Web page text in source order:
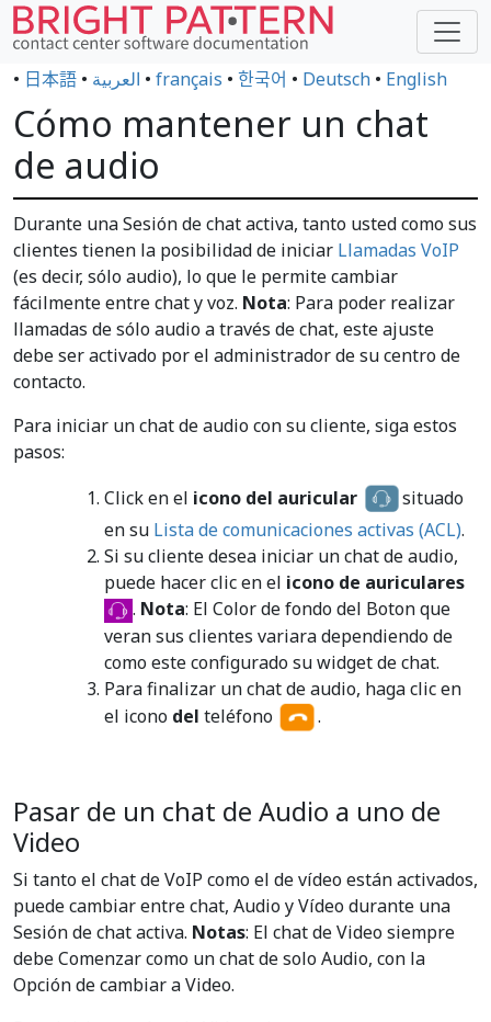
• 日本語 • العربية • français • 한국어 • Deutsch • English
Cómo mantener un chat
de audio
Durante una Sesión de chat activa, tanto usted como sus
clientes tienen la posibilidad de iniciar Llamadas VoIP
(es decir, sólo audio), lo que le permite cambiar
fácilmente entre chat y voz. Nota: Para poder realizar
llamadas de sólo audio a través de chat, este ajuste
debe ser activado por el administrador de su centro de
contacto.
Para iniciar un chat de audio con su cliente, siga estos
pasos:
Click en el icono del auricular
situado
en su Lista de comunicaciones activas (ACL).
Si su cliente desea iniciar un chat de audio,
puede hacer clic en el icono de auriculares
. Nota: El Color de fondo del Boton que
veran sus clientes variara dependiendo de
como este configurado su widget de chat.
Para finalizar un chat de audio, haga clic en
el icono del teléfono .
Pasar de un chat de Audio a uno de
Video
Si tanto el chat de VoIP como el de vídeo están activados,
puede cambiar entre chat, Audio y Vídeo durante una
Sesión de chat activa. Notas: El chat de Video siempre
debe Comenzar como un chat de solo Audio, con la
Opción de cambiar a Video.